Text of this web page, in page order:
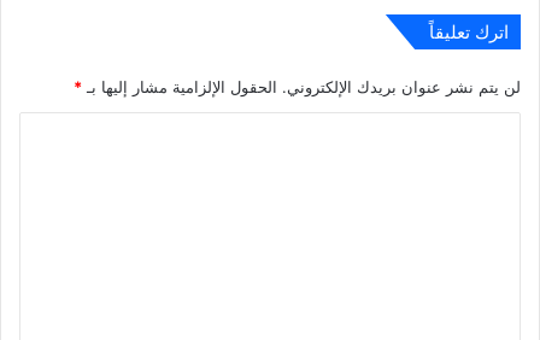
اترك تعليقاً
لن يتم نشر عنوان بريدك الإلكتروني. الحقول الإلزامية مشار إليها بـ*